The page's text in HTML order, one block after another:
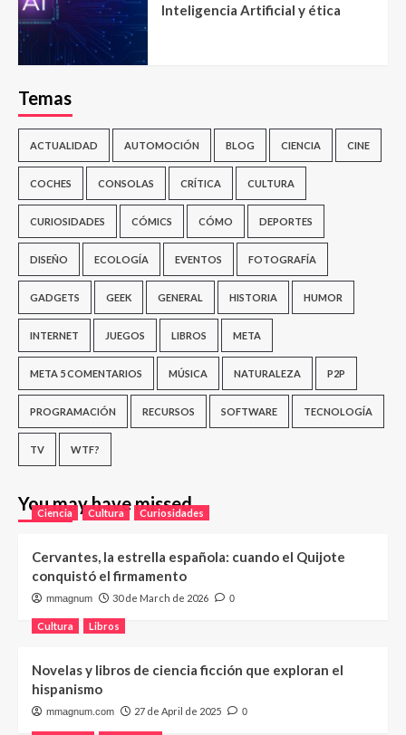
Inteligencia Artificial y ética
Temas
ACTUALIDAD AUTOMOCIÓN BLOG CIENCIA CINE
COCHES CONSOLAS CRÍTICA CULTURA
CURIOSIDADES CÓMICS CÓMO DEPORTES
DISEÑO ECOLOGÍA EVENTOS FOTOGRAFÍA
GADGETS GEEK GENERAL HISTORIA HUMOR
INTERNET JUEGOS LIBROS META
META 5 COMENTARIOS MÚSICA NATURALEZA P2P
PROGRAMACIÓN RECURSOS SOFTWARE TECNOLOGÍA
TV WTF?
You may have missed
Ciencia Cultura Curiosidades
Cervantes, la estrella española: cuando el Quijote
conquistó el firmamento
mmagnum 30 de March de 2026 0
Cultura Libros
Novelas y libros de ciencia ficción que exploran el
hispanismo
mmagnum.com 27 de April de 2025 0